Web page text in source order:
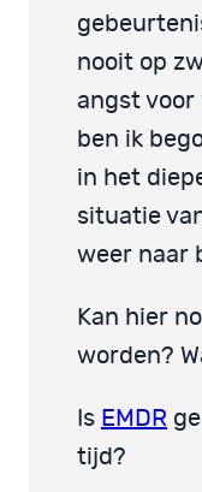
nooit op
angst voor
ben ik
in het
situatie
weer naar
Kan hier
worden?
Is EMDR
tijd?